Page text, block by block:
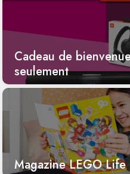
Cadeau de
seulement
Magazine LEGO